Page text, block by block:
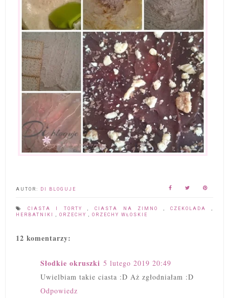
AUTOR: DI BLOGUJE
CIASTA I TORTY,CIASTA NA ZIMNO ,CZEKOLADA,
HERBATNIKI , ORZECHY , ORZECHY WŁOSKIE
12 komentarzy:
Słodkie okruszki 5 lutego 2019 20:49
Uwielbiam takie ciasta :D Aż zgłodniałam :D
Odpowiedz